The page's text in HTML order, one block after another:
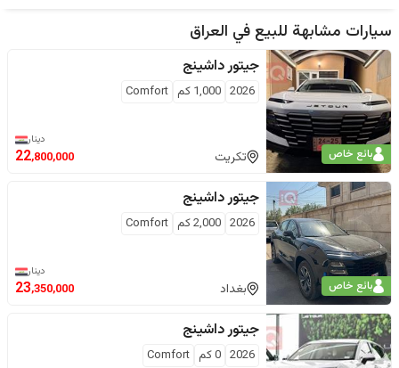
سيارات مشابهة للبيع في العراق
بائع خاص
جيتورداشينج
2026
1,000 كم Comfort
تكريت
دينار
22,800,000
بائع خاص
جيتورداشينج
2026
2,000كم Comfort
بغداد
دينار
23,350,000
جيتورداشينج
2026
0كم Comfort